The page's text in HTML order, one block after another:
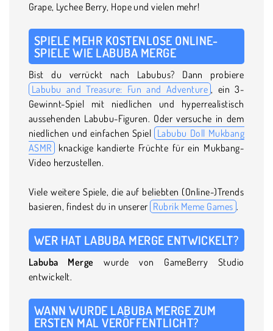
Grape, Lychee Berry, Hope und vielen mehr!
SPIELE MEHR KOSTENLOSE ONLINE-
SPIELE WIE LABUBA MERGE
Bist du verrückt nach Labubus? Dann probiere
Labubu and Treasure: Fun and Adventure , ein 3-
Gewinnt-Spiel mit niedlichen und hyperrealistisch
aussehenden Labubu-Figuren. Oder versuche in dem
niedlichen und einfachen Spiel Labubu Doll Mukbang
ASMR knackige kandierte Früchte für ein Mukbang-
Video herzustellen.
Viele weitere Spiele, die auf beliebten (Online-)Trends
basieren, findest du in unserer Rubrik Meme Games .
WER HAT LABUBA MERGE ENTWICKELT?
Labuba Merge wurde von GameBerry Studio
entwickelt.
WANN WURDE LABUBA MERGE ZUM
ERSTEN MAL VERÖFFENTLICHT?